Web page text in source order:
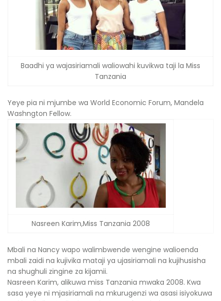
Baadhi ya wajasiriamali waliowahi kuvikwa taji la Miss
Tanzania
Yeye pia ni mjumbe wa World Economic Forum, Mandela
Washngton Fellow.
Nasreen Karim,Miss Tanzania 2008
Mbali na Nancy wapo walimbwende wengine walioenda
mbali zaidi na kujivika mataji ya ujasiriamali na kujihusisha
na shughuli zingine za kijamii.
Nasreen Karim, alikuwa miss Tanzania mwaka 2008. Kwa
sasa yeye ni mjasiriamali na mkurugenzi wa asasi isiyokuwa